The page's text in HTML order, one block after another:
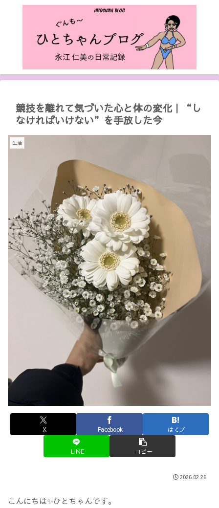
競技を離れて気づいた心と体の変化｜“し
なければいけない”を手放した今
生活
X Facebook はてブ
LINE コピー
2026.02.26
こんにちは✨ひとちゃんです。